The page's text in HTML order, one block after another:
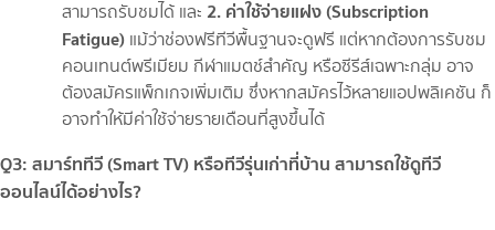
สามารถรับชมได้ และ 2. ค่าใช้จ่ายแฝง (Subscription
Fatigue) แม้ว่าช่องฟรีทีวีพื้นฐานจะดูฟรี แต่หากต้องการรับชม
คอนเทนต์พรีเมียม กีฬาแมตช์สำคัญ หรือซีรีส์เฉพาะกลุ่ม อาจ
ต้องสมัครแพ็กเกจเพิ่มเติม ซึ่งหากสมัครไว้หลายแอปพลิเคชัน ก็
อาจทำให้มีค่าใช้จ่ายรายเดือนที่สูงขึ้นได้
Q3: สมาร์ททีวี (Smart TV) หรือทีวีรุ่นเก่าที่บ้าน สามารถใช้ดูทีวี
ออนไลน์ได้อย่างไร?